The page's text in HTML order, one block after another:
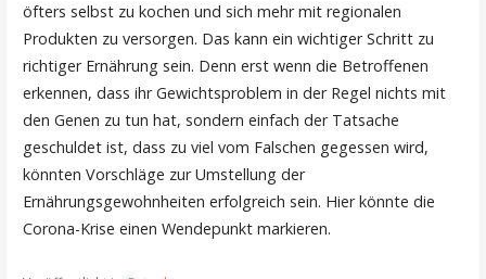
öfters selbst zu kochen und sich mehr mit regionalen
Produkten zu versorgen. Das kann ein wichtiger Schritt zu
richtiger Ernährung sein. Denn erst wenn die Betroffenen
erkennen, dass ihr Gewichtsproblem in der Regel nichts mit
den Genen zu tun hat, sondern einfach der Tatsache
geschuldet ist, dass zu viel vom Falschen gegessen wird,
könnten Vorschläge zur Umstellung der
Ernährungsgewohnheiten erfolgreich sein. Hier könnte die
Corona-Krise einen Wendepunkt markieren.